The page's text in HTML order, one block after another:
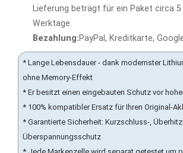
Lieferung beträgt für ein Paket circa 5
Werktage.
Bezahlung:PayPal, Kreditkarte,
* Lange Lebensdauer - dank modernster
ohne Memory-Effekt
* Er besitzt einen eingebauten Schutz vor
* 100% kompatibler Ersatz für Ihren Original-
* Garantierte Sicherheit: Kurzschluss-,
Überspannungsschutz